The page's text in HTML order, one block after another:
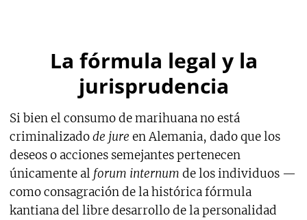
La fórmula legal y la
jurisprudencia
Si bien el consumo de marihuana no está
criminalizadode jure en Alemania, dado que los
deseos o acciones semejantes pertenecen
únicamente al forum internum de los individuos —
como consagración de la histórica fórmula
kantiana del libre desarrollo de la personalidad